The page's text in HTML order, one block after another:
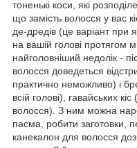
тоненькі коси, які
що замість волосся у вас
де-дредів (це варіант при
на вашій голові протягом
найголовніший недолік -
волосся доведеться
практично неможливо) і
всій голові), гавайських
волосся). З ним можна
пасма, робити заготовки,
канекалон для волосся